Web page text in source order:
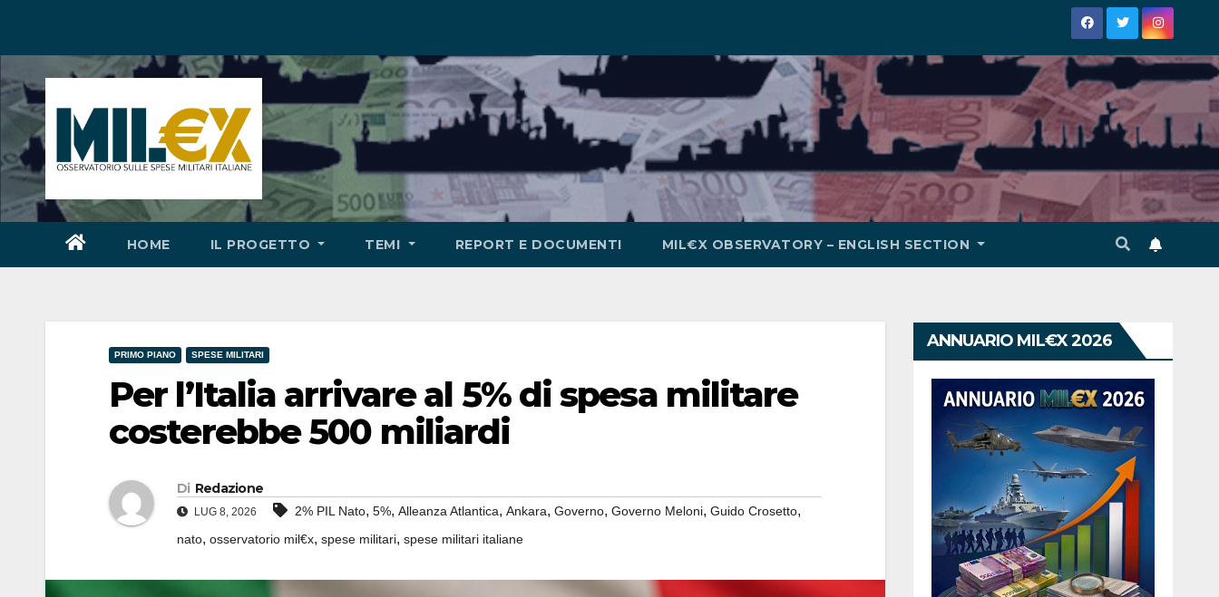
HOME IL PROGETTO TEMI REPORT E DOCUMENTI MIL€X OBSERVATORY – ENGLISH SECTION
PRIMO PIANO SPESE MILITARI
Per l’Italia arrivare al 5% di spesa militare
costerebbe 500 miliardi
Di Redazione
LUG 8, 2026 2% PIL Nato, 5%, Alleanza Atlantica, Ankara, Governo, Governo Meloni, Guido Crosetto,
nato, osservatorio mil€x, spese militari, spese militari italiane
ANNUARIO MIL€X 2026